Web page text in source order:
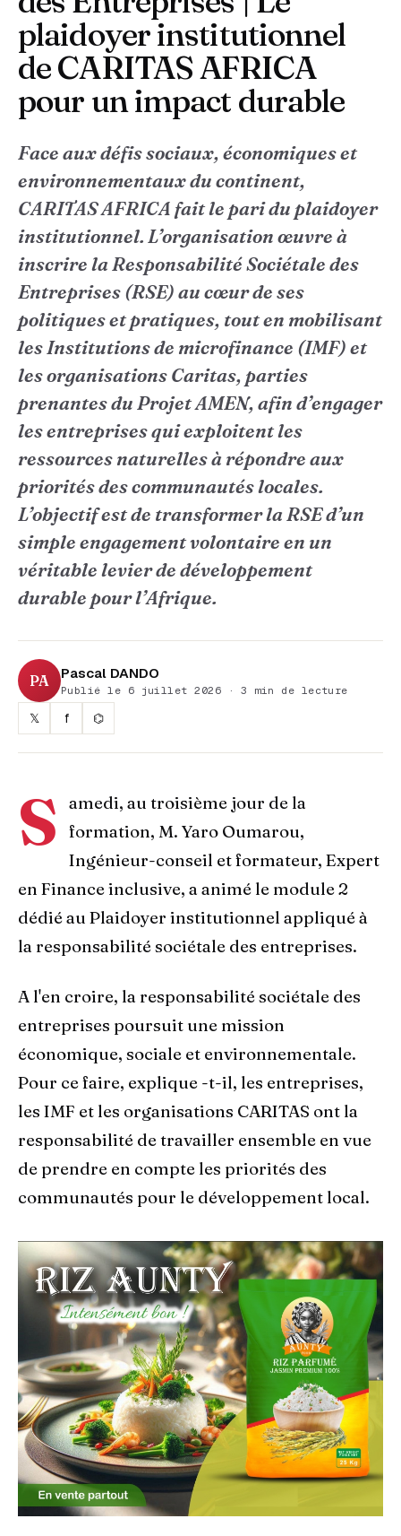
plaidoyer institutionnel
de CARITAS AFRICA
pour un impact durable
Face aux défis sociaux, économiques et
environnementaux du continent,
CARITAS AFRICA fait le pari du plaidoyer
institutionnel. L’organisation œuvre à
inscrire la Responsabilité Sociétale des
Entreprises (RSE) au cœur de ses
politiques et pratiques, tout en mobilisant
les Institutions de microfinance (IMF) et
les organisations Caritas, parties
prenantes du Projet AMEN, afin d’engager
les entreprises qui exploitent les
ressources naturelles à répondre aux
priorités des communautés locales.
L’objectif est de transformer la RSE d’un
simple engagement volontaire en un
véritable levier de développement
durable pour l’Afrique.
PA Pascal DANDO
Publié le 6 juillet 2026 · 3 min de lecture
𝕏 f ⌬
S
amedi, au troisième jour de la
formation, M. Yaro Oumarou,
Ingénieur-conseil et formateur, Expert
en Finance inclusive, a animé le module 2
dédié au Plaidoyer institutionnel appliqué à
la responsabilité sociétale des entreprises.
A l'en croire, la responsabilité sociétale des
entreprises poursuit une mission
économique, sociale et environnementale.
Pour ce faire, explique -t-il, les entreprises,
les IMF et les organisations CARITAS ont la
responsabilité de travailler ensemble en vue
de prendre en compte les priorités des
communautés pour le développement local.